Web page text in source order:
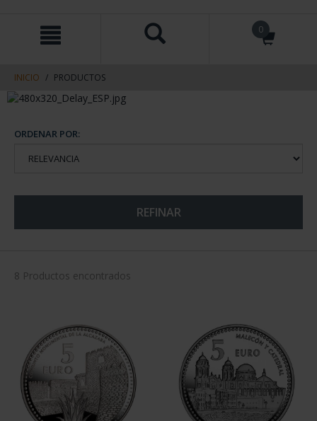
contenido
navegacin
0
INICIO PRODUCTOS
ORDENAR POR:
REFINAR
8 Productos encontrados